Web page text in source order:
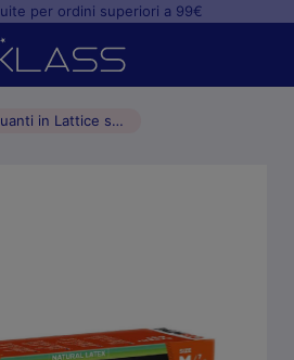
per ordini superiori a 99€
Guanti in Lattice senza polvere PALMPRO Expert 631 5,6 gr./0,12mm (100pz) – M